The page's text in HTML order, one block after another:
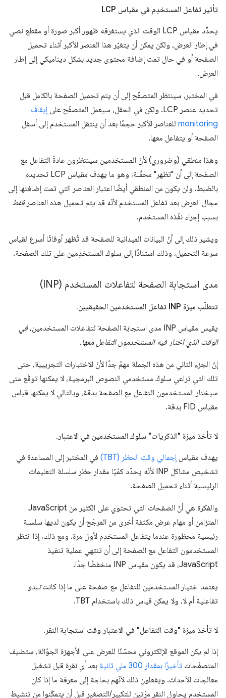
تأثير تفاعل المستخدِم في مقياس LCP
يحدِّد مقياس LCP الوقت الذي يستغرقه ظهور أكبر صورة أو مقطع نصي
في إطار العرض، ولكن يمكن أن يتغيّر هذا العنصر الأكبر أثناء تحميل
الصفحة أو في حال تمت إضافة محتوى جديد بشكل ديناميكي إلى إطار
العرض.
في المختبر، سينتظر المتصفّح إلى أن يتم تحميل الصفحة بالكامل قبل
تحديد عنصر LCP. ولكن في الحقل، سيعمل المتصفّح على
إيقاف
monitoring للعناصر الأكبر حجمًا بعد أن ينتقل المستخدم إلى أسفل
الصفحة أو يتفاعل معها.
وهذا منطقي (وضروري) لأنّ المستخدمين سينتظرون عادةً التفاعل مع
الصفحة إلى أن "تظهر" محمَّلة، وهو ما يهدف مقياس LCP تحديده
بالضبط. ولن يكون من المنطقي أيضًا اعتبار العناصر التي تمت إضافتها إلى
مجال العرض بعد تفاعل المستخدم لأنّه قد يتم تحميل هذه العناصرفقط
بسبب إجراء نفّذه المستخدم.
ويشير ذلك إلى أنّ البيانات الميدانية للصفحة قد تُظهر أوقاتًا أسرع لقياس
سرعة التحميل، وذلك استنادًا إلى سلوك المستخدِمين على تلك الصفحة.
مدى استجابة الصفحة لتفاعلات المستخدم (INP)
تتطلّب ميزة INP تفاعل المستخدمين الحقيقيين .
يقيس مقياس INP مدى استجابة الصفحة لتفاعلات المستخدمين،
في
الوقت الذي اختار فيه المستخدمون التفاعل معها.
إنّ الجزء الثاني من هذه الجملة مهمّ جدًا لأنّ الاختبارات التجريبية، حتى
تلك التي تراعي سلوك مستخدمي النصوص البرمجية، لا يمكنها توقّع متى
سيختار المستخدمون التفاعل مع الصفحة بدقة، وبالتالي لا يمكنها قياس
مقياس FID بدقة.
لا تأخذ ميزة "الذكريات" سلوك المستخدمين في الاعتبار .
يهدف مقياس إجمالي وقت الحظر (TBT)
في المختبر إلى المساعدة في
تشخيص مشاكل INP لأنّه يحدّد كمّيًا مقدار حظر سلسلة التعليمات
الرئيسية أثناء تحميل الصفحة.
والفكرة هي أنّ الصفحات التي تحتوي على الكثير من JavaScript
المتزامن أو مهام عرض مكثفة أخرى من المرجّح أن يكون لديها سلسلة
رئيسية محظورة عندما يتفاعل المستخدِم لأول مرة. ومع ذلك، إذا انتظر
المستخدمون التفاعل مع الصفحة إلى أن تنتهي عملية تنفيذ
JavaScript، قد يكون مقياس INP منخفضًا جدًا.
يعتمد اختيار المستخدمين للتفاعل مع صفحة على ما إذا كانتتبدو
تفاعلية أم لا، ولا يمكن قياس ذلك باستخدام TBT.
لا تأخذ ميزة "وقت التفاعل" في الاعتبار وقت استجابة النقر .
إذا لم يكن الموقع الإلكتروني محسّنًا للعرض على الأجهزة الجوّالة، ستضيف
المتصفّحات تأخيرًا بمقدار 300 ملي ثانية
بعد أي نقرة قبل تشغيل
معالجات الأحداث. ويفعلون ذلك لأنّهم بحاجة إلى معرفة ما إذا كان
المستخدم يحاول النقر مرّتين للتكبير/التصغير قبل أن يتمكّنوا من تنشيط